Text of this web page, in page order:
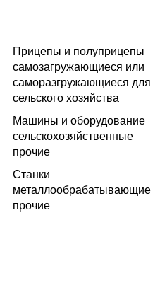
Прицепы и полуприцепы
самозагружающиеся или
саморазгружающиеся для
сельского хозяйства
Машины и оборудование
сельскохозяйственные
прочие
Станки
металлообрабатывающие
прочие